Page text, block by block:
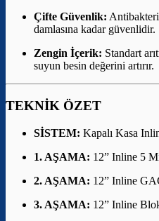
Çifte Güvenlik:
damlasına kadar güvenlidir.
Zengin İçerik: Standart
suyun besin değerini artırır.
TEKNİK ÖZET
SİSTEM: Kapalı Kasa
1. AŞAMA: 12” Inline 5
2. AŞAMA: 12” Inline
3. AŞAMA: 12” Inline